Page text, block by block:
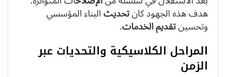
هدف هذه الجهود كانتحديثالبناء المؤسسي
وتحسينتقديمالخدمات.
المراحل الكلاسيكية والتحديات عبر
الزمن